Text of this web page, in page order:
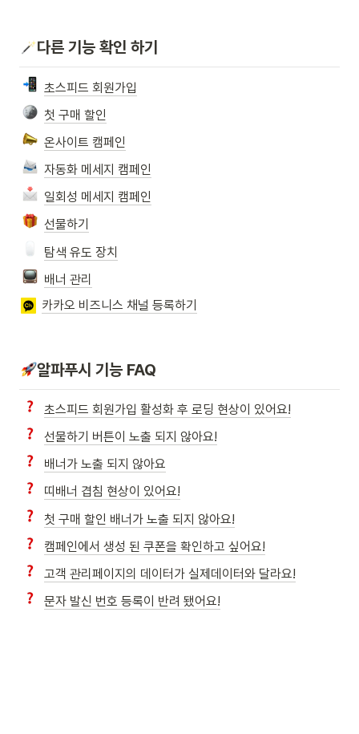
다른 기능 확인 하기
초스피드 회원가입
첫 구매 할인
온사이트 캠페인
자동화 메세지 캠페인
일회성 메세지 캠페인
선물하기
탐색 유도 장치
배너 관리
카카오 비즈니스 채널 등록하기
알파푸시 기능 FAQ
초스피드 회원가입 활성화 후 로딩 현상이 있어요!
선물하기 버튼이 노출 되지 않아요!
배너가 노출 되지 않아요
띠배너 겹침 현상이 있어요!
첫 구매 할인 배너가 노출 되지 않아요!
캠페인에서 생성 된 쿠폰을 확인하고 싶어요!
고객 관리페이지의 데이터가 실제데이터와 달라요!
문자 발신 번호 등록이 반려 됐어요!